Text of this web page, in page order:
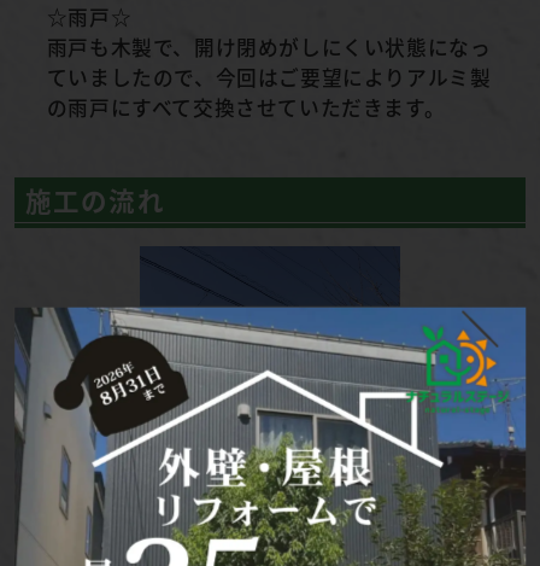
☆雨戸☆
雨戸も木製で、開け閉めがしにくい状態になっ
ていましたので、今回はご要望によりアルミ製
の雨戸にすべて交換させていただきます。
施工の流れ